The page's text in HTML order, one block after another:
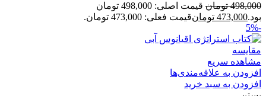
498,000 تومان
قیمت اصلی: 498,000 تومان
بود.473,000 تومانقیمت فعلی: 473,000 تومان.
-5%
مقایسه
مشاهده سریع
افزودن به علاقه‌مندی‌ها
افزودن به سبد خرید